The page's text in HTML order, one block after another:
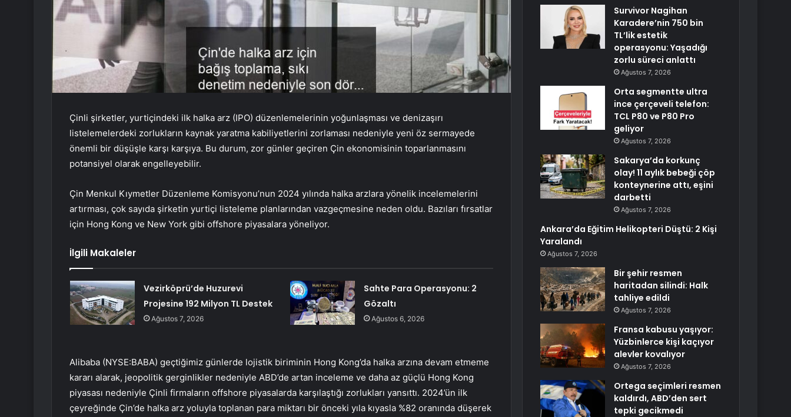
Çinli şirketler, yurtiçindeki ilk halka arz (IPO) düzenlemelerinin yoğunlaşması ve denizaşırı
listelemelerdeki zorlukların kaynak yaratma kabiliyetlerini zorlaması nedeniyle yeni öz sermayede
önemli bir düşüşle karşı karşıya. Bu durum, zor günler geçiren Çin ekonomisinin toparlanmasını
potansiyel olarak engelleyebilir.
Çin Menkul Kıymetler Düzenleme Komisyonu’nun 2024 yılında halka arzlara yönelik incelemelerini
artırması, çok sayıda şirketin yurtiçi listeleme planlarından vazgeçmesine neden oldu. Bazıları fırsatlar
için Hong Kong ve New York gibi offshore piyasalara yöneliyor.
İlgili Makaleler
Vezirköprü’de Huzurevi
Projesine 192 Milyon TL Destek
Ağustos 7, 2026
Sahte Para Operasyonu: 2
Gözaltı
Ağustos 6, 2026
Alibaba (NYSE:BABA) geçtiğimiz günlerde lojistik biriminin Hong Kong’da halka arzına devam etmeme
kararı alarak, jeopolitik gerginlikler nedeniyle ABD’de artan inceleme ve daha az güçlü Hong Kong
piyasası nedeniyle Çinli firmaların offshore piyasalarda karşılaştığı zorlukları yansıttı. 2024’ün ilk
çeyreğinde Çin’de halka arz yoluyla toplanan para miktarı bir önceki yıla kıyasla %82 oranında düşerek
Survivor Nagihan
Karadere’nin 750 bin
TL’lik estetik
operasyonu: Yaşadığı
zorlu süreci anlattı
Ağustos 7, 2026
Orta segmentte ultra
ince çerçeveli telefon:
TCL P80 ve P80 Pro
geliyor
Ağustos 7, 2026
Sakarya’da korkunç
olay! 11 aylık bebeği çöp
konteynerine attı, eşini
darbetti
Ağustos 7, 2026
Ankara’da Eğitim Helikopteri Düştü: 2 Kişi
Yaralandı
Ağustos 7, 2026
Bir şehir resmen
haritadan silindi: Halk
tahliye edildi
Ağustos 7, 2026
Fransa kabusu yaşıyor:
Yüzbinlerce kişi kaçıyor
alevler kovalıyor
Ağustos 7, 2026
Ortega seçimleri resmen
kaldırdı, ABD’den sert
tepki gecikmedi